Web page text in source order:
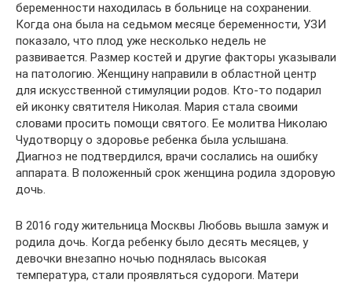
беременности находилась в больнице на сохранении.
Когда она была на седьмом месяце беременности, УЗИ
показало, что плод уже несколько недель не
развивается. Размер костей и другие факторы указывали
на патологию. Женщину направили в областной центр
для искусственной стимуляции родов. Кто-то подарил
ей иконку святителя Николая. Мария стала своими
словами просить помощи святого. Ее молитва Николаю
Чудотворцу о здоровье ребенка была услышана.
Диагноз не подтвердился, врачи сослались на ошибку
аппарата. В положенный срок женщина родила здоровую
дочь.
В 2016 году жительница Москвы Любовь вышла замуж и
родила дочь. Когда ребенку было десять месяцев, у
девочки внезапно ночью поднялась высокая
температура, стали проявляться судороги. Матери